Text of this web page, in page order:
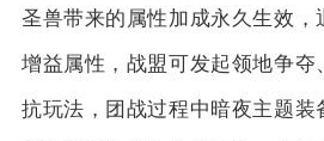
圣兽带来的属性加成永久生效，
增益属性，战盟可发起领地争夺
抗玩法，团战过程中暗夜主题装